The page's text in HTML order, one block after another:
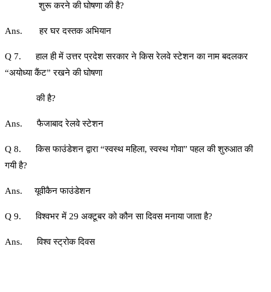
शुरू करने की घोषणा की है?
Ans. हर घर दस्तक अभियान
Q 7. हाल ही में उत्तर प्रदेश सरकार ने किस रेलवे स्टेशन का नाम बदलकर
“अयोध्या कैंट” रखने की घोषणा
की है?
Ans. फैजाबाद रेलवे स्टेशन
Q 8. किस फाउंडेशन द्वारा “स्वस्थ महिला, स्वस्थ गोवा” पहल की शुरुआत की
गयी है?
Ans. यूवीकैन फाउंडेशन
Q 9. विश्वभर में 29 अक्टूबर को कौन सा दिवस मनाया जाता है?
Ans. विश्व स्ट्रोक दिवस